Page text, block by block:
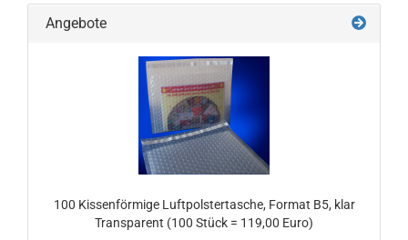
Angebote
100 Kissenförmige Luftpolstertasche, Format B5, klar
Transparent (100 Stück = 119,00 Euro)